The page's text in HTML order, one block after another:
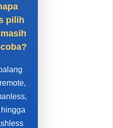
pilih